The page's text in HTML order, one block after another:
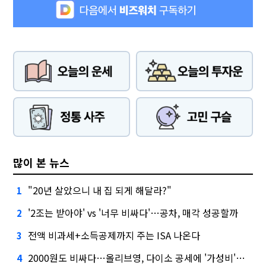
많이 본 뉴스
1 "20년 살았으니 내 집 되게 해달라?"
2 '2조는 받아야' vs '너무 비싸다'…공차, 매각 성공할까
3 전액 비과세+소득공제까지 주는 ISA 나온다
4 2000원도 비싸다…올리브영, 다이소 공세에 '가성비'로 맞불